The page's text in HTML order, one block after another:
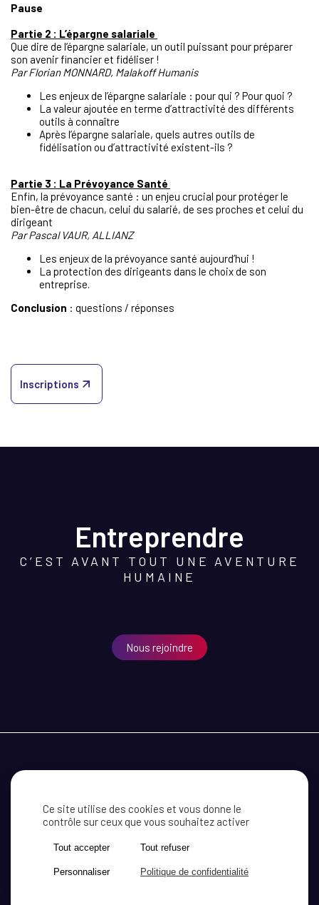
Pause
Partie 2 : L’épargne salariale
Que dire de l’épargne salariale, un outil puissant pour préparer
son avenir financier et fidéliser !
Par Florian MONNARD, Malakoff Humanis
Les enjeux de l’épargne salariale : pour qui ? Pour quoi ?
La valeur ajoutée en terme d’attractivité des différents
outils à connaître
Après l’épargne salariale, quels autres outils de
fidélisation ou d’attractivité existent-ils ?
Partie 3 : La Prévoyance Santé
Enfin, la prévoyance santé : un enjeu crucial pour protéger le
bien-être de chacun, celui du salarié, de ses proches et celui du
dirigeant
Par Pascal VAUR, ALLIANZ
Les enjeux de la prévoyance santé aujourd’hui !
La protection des dirigeants dans le choix de son
entreprise.
Conclusion : questions / réponses
Inscriptions
Entreprendre
C’EST AVANT TOUT UNE AVENTURE
HUMAINE
Nous rejoindre
CONTACT
MENTIONS LÉGALES
Ce site utilise des cookies et vous donne le
contrôle sur ceux que vous souhaitez activer
Tout accepter Tout refuser
Personnaliser Politique de confidentialité